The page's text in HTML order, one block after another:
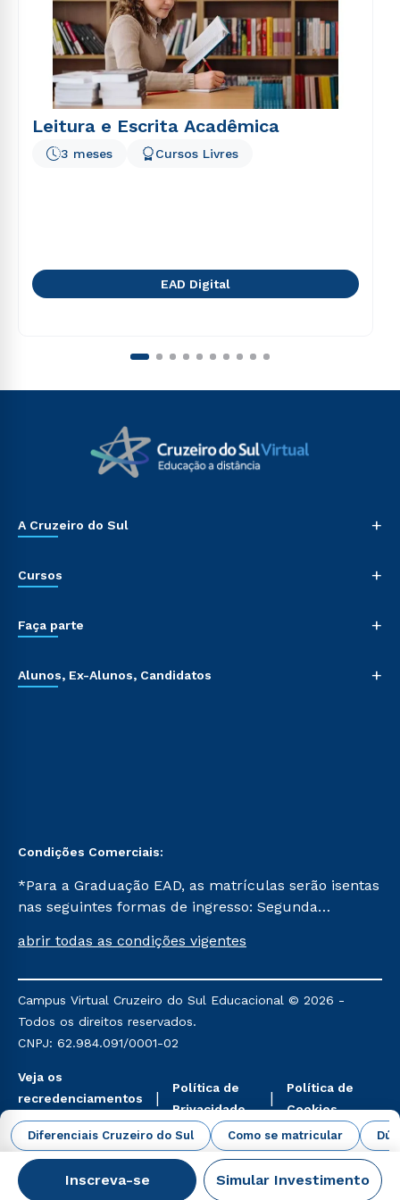
Diferenciais Cruzeiro do Sul Como se matricular
Inscreva-se Simular Investimento
Leitura e Escrita Acadêmica
3 meses Cursos Livres
EAD Digital
A Cruzeiro do Sul +
Cursos +
Faça parte +
Alunos, Ex-Alunos, Candidatos +
Condições Comerciais:
*Para a Graduação EAD, as matrículas serão isentas
nas seguintes formas de ingresso: Segunda
Já para as demais, a taxa de matrícula será de R$
mencionadas são referentes aos cursos: Ensino
Religioso, Geografia para a Docência e Metodologia
do Ensino de História: Questões Atuais.
abrir todas as condições vigentes
Campus Virtual Cruzeiro do Sul Educacional © 2026 -
Todos os direitos reservados.
CNPJ: 62.984.091/0001-02
Veja os
recredenciamentos
aqui
Política de
Privacidade
Política de
Cookies